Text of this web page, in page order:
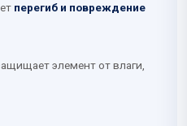
перегиб и повреждение
элемент от влаги,